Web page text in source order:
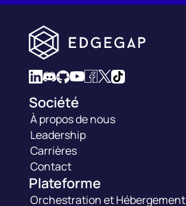
Société
À propos de nous
Leadership
Carrières
Contact
Plateforme
Orchestration et Hébergement